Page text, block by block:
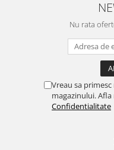
Nu rata
Vreau sa
magazinului.
Confidentialitate